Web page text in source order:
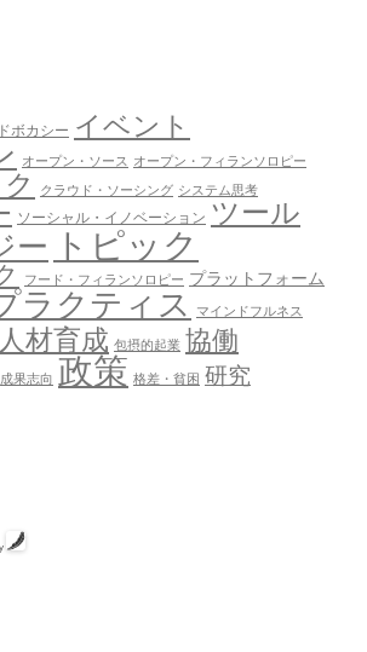
ボカシー イベント
オープン・ソース オープン・フィランソロピー
クラウド・ソーシング システム思考
ソーシャル・イノベーション ツール
ー トピック
フード・フィランソロピー プラットフォーム
ラクティス マインドフルネス
人材育成 包摂的起業 協働
成果志向 政策 格差・貧困 研究